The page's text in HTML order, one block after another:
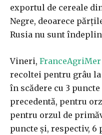
exportul de cereale
Negre, deoarece
Rusia nu sunt
Vineri, FranceAgriMer
recoltei pentru grâu la
în scădere cu 3
precedentă, pentru
pentru orzul de
puncte și, respectiv, 6